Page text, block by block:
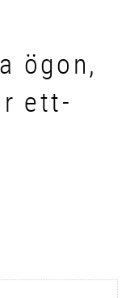
ögon,
ett-